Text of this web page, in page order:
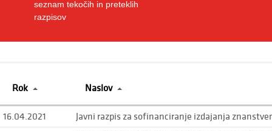
seznam tekočih in preteklih
razpisov
Rok Naslov
16.04.2021 Javni razpis za sofinanciranje izdajanja